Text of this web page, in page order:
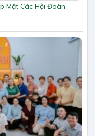
Mặt Các Hội Đoàn